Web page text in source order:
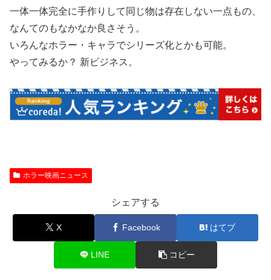
一体一体完全に手作りして同じ物は存在しない一点もの、
なんてのもなかなか良さそう。
いろんなホラー・キャラでシリーズ化とかも可能。
やってみるか？ 新ビジネス。
ホラー映画ニュース
シェアする
X Facebook はてブ
LINE コピー